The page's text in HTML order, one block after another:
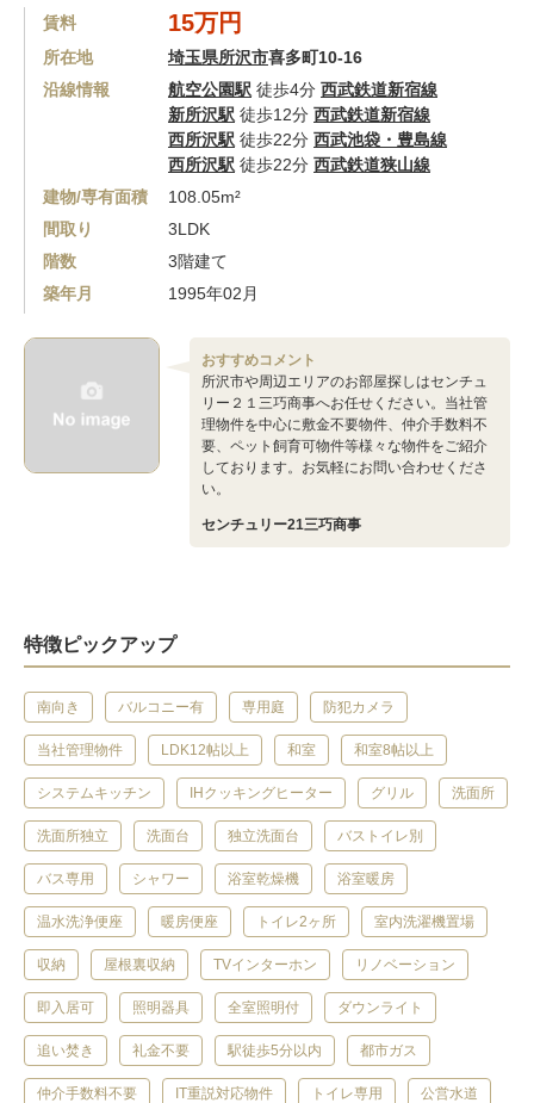
賃料 15万円
所在地 埼玉県所沢市喜多町10-16
沿線情報
航空公園駅 徒歩4分 西武鉄道新宿線
新所沢駅 徒歩12分 西武鉄道新宿線
西所沢駅 徒歩22分 西武池袋・豊島線
西所沢駅 徒歩22分 西武鉄道狭山線
建物/専有面積
108.05m²
間取り
3LDK
階数
3階建て
築年月
1995年02月
おすすめコメント
所沢市や周辺エリアのお部屋探しはセンチュ
リー２１三巧商事へお任せください。当社管
理物件を中心に敷金不要物件、仲介手数料不
要、ペット飼育可物件等様々な物件をご紹介
しております。お気軽にお問い合わせくださ
い。
センチュリー21三巧商事
特徴ピックアップ
南向き バルコニー有 専用庭 防犯カメラ
当社管理物件 LDK12帖以上 和室 和室8帖以上
システムキッチン IHクッキングヒーター グリル 洗面所
洗面所独立 洗面台 独立洗面台 バストイレ別
バス専用 シャワー 浴室乾燥機 浴室暖房
温水洗浄便座 暖房便座 トイレ2ヶ所 室内洗濯機置場
収納 屋根裏収納 TVインターホン リノベーション
即入居可 照明器具 全室照明付 ダウンライト
追い焚き 礼金不要 駅徒歩5分以内 都市ガス
仲介手数料不要 IT重説対応物件 トイレ専用 公営水道